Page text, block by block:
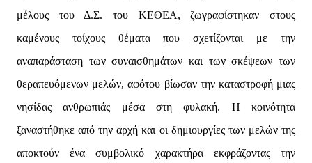
μέλους του Δ.Σ. του ΚΕΘΕΑ, ζωγραφίστηκαν στους
καμένους τοίχους θέματα που σχετίζονται με την
αναπαράσταση των συναισθημάτων και των σκέψεων των
θεραπευόμενων μελών, αφότου βίωσαν την καταστροφή μιας
νησίδας ανθρωπιάς μέσα στη φυλακή. Η κοινότητα
ξαναστήθηκε από την αρχή και οι δημιουργίες των μελών της
αποκτούν ένα συμβολικό χαρακτήρα εκφράζοντας την